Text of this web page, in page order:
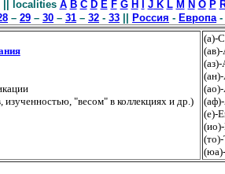
|| localities A B C D E F G H JK L M N O P
– 29 – 30 – 31 – 32 - 33 Россия - Европа-
"весом" в коллекциях и др.)
(а)-
(е)-